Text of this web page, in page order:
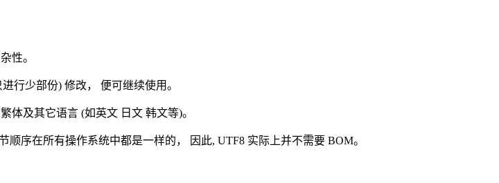
性。
行少部份) 修改， 便可继续使用。
体及其它语言 (如英文 日文 韩文等)。
序在所有操作系统中都是一样的， 因此, UTF8 实际上并不需要 BOM。